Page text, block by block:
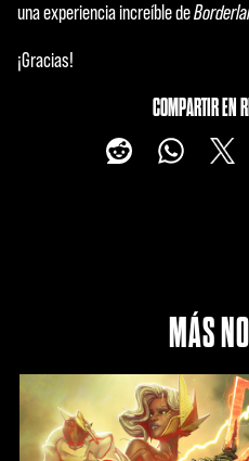
una experiencia increíble de
¡Gracias!
COMPARTIR EN
MÁS